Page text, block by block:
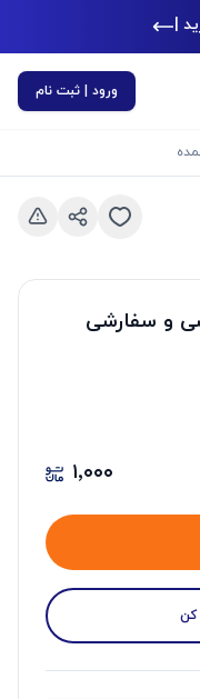
کن|
ورود | ثبت نام
و سفارشی
۱٬۰۰۰
کن